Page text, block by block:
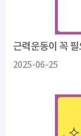
근력운동이 꼭
2025-06-25